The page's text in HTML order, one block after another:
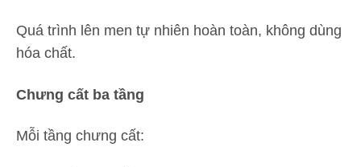
Quá trình lên men tự nhiên hoàn toàn, không dùng
hóa chất.
Chưng cất ba tầng
Mỗi tầng chưng cất: